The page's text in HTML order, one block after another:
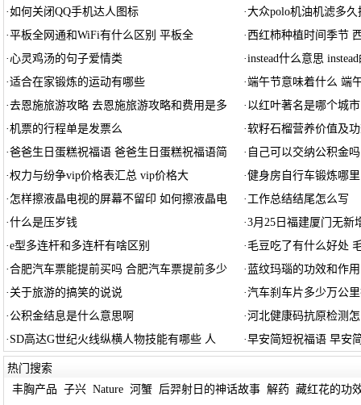
·如何关闭QQ手机达人图标 ·大众polo机油机滤多久
·平板全网通和WiFi有什么区别 平板全 · 西红柿种植时间季节
·心灵鸡汤的句子爱情类 ·instead什么意思 instead
·适合在家锻炼的运动有哪些 ·端午节意味着什么 端
·去恩施旅游攻略 去恩施旅游攻略和费用是多 · 以红叶著名是哪个城
·机票的行程单是发票么 ·软籽石榴营养价值及
·爸爸生日蛋糕祝福语 爸爸生日蛋糕祝福语简 · 自己可以交纳公积金吗
·权力与纷争vip价格表汇总 vip价格大 ·健身房自行车锻炼哪里
· 怎样擦液晶电视的屏幕不留印 如何擦液晶电 · 工作总结结尾怎么写
·什么是压岁钱 ·3月25日福建厦门无新
·e型多连杆和多连杆有啥区别 · 毛豆吃了有什么好处
·合肥汽车票能提前买吗 合肥汽车票提前多少 · 蓝纹玛瑙的功效和作用
· 关于旅游的搞笑的说说 ·汽车刹车片多少万公
· 公积金结息是什么意思啊 ·河北健康码抗原检测
· SD高达G世纪火线纵横人物技能有哪些 人 ·早安简短祝福语 早安
热门搜索
丰胸产品 子兴 Nature 河蟹 后羿射日的神话故事 解药 藏红花的功